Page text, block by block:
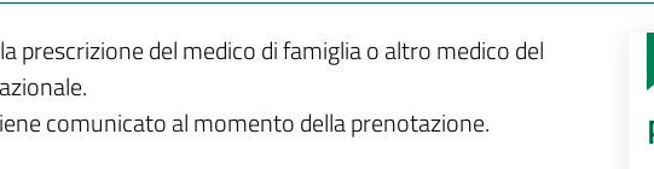
prescrizione del medico di famiglia o altro medico del
comunicato al momento della prenotazione.